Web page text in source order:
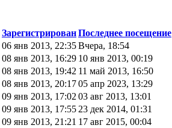
ЗарегистрированПоследнее посещение
06 янв 2013, 22:35Вчера, 18:54
08 янв 2013, 16:29 10 янв 2013, 00:19
08 янв 2013, 19:42 11 май 2013, 16:50
08 янв 2013, 20:1705 апр 2023, 13:29
09 янв 2013, 17:02 03 авг 2013, 13:01
09 янв 2013, 17:55 23 дек 2014, 01:31
09 янв 2013, 21:21 17 авг 2015, 00:04